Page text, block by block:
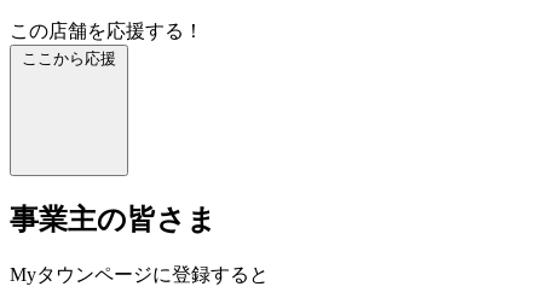
この店舗を応援する！
ここから応援
事業主の皆さま
Myタウンページに登録すると